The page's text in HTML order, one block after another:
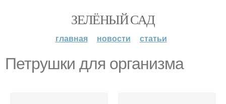
ЗЕЛЁНЫЙ САД
главная новости статьи
Петрушки для организма